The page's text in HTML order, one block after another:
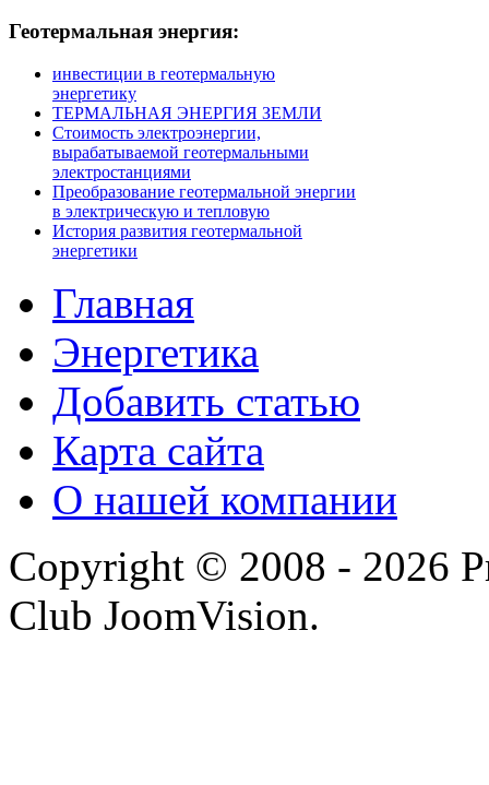
Геотермальная энергия:
инвестиции в геотермальную
энергетику
ТЕРМАЛЬНАЯ ЭНЕРГИЯ ЗЕМЛИ
Стоимость электроэнергии,
вырабатываемой геотермальными
электростанциями
Преобразование геотермальной энергии
в электрическую и тепловую
История развития геотермальной
энергетики
Главная
Энергетика
Добавить статью
Карта сайта
О нашей компании
Copyright © 2008 - 2026
Club JoomVision.